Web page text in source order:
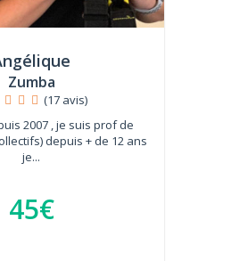
Zumba
(17 avis)
2007 , je suis prof de
depuis + de 12 ans
je...
45€